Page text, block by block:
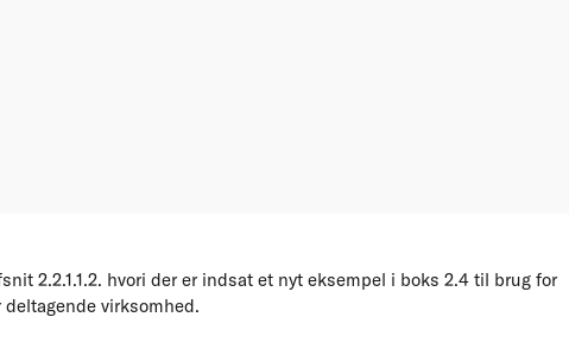
2.2.1.1.2. hvori der er indsat et nyt eksempel i boks 2.4 til brug for
virksomhed.